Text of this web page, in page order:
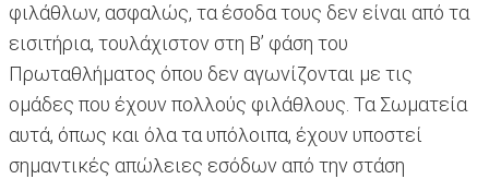
φιλάθλων, ασφαλώς, τα έσοδα τους δεν είναι από τα
εισιτήρια, τουλάχιστον στη Β’ φάση του
Πρωταθλήματος όπου δεν αγωνίζονται με τις
ομάδες που έχουν πολλούς φιλάθλους. Τα Σωματεία
αυτά, όπως και όλα τα υπόλοιπα, έχουν υποστεί
σημαντικές απώλειες εσόδων από την στάση